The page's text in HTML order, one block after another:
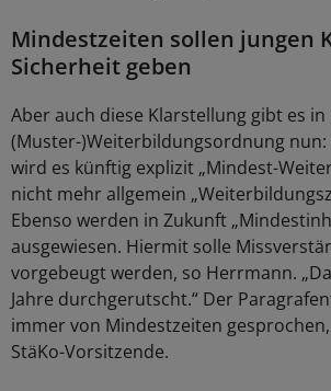
Mindestzeiten sollen jungen
Sicherheit geben
Aber auch diese Klarstellung gibt es in
(Muster-)Weiterbildungsordnung nun:
wird es künftig explizit „Mindest-
nicht mehr allgemein
Ebenso werden in Zukunft
ausgewiesen. Hiermit solle
vorgebeugt werden, so Herrmann.
Jahre durchgerutscht.“ Der
immer von Mindestzeiten
StäKo-Vorsitzende.